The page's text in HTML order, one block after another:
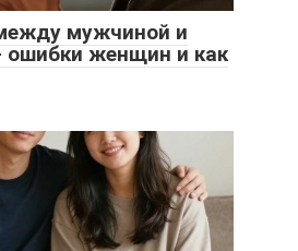
мужчиной и
женщин и как